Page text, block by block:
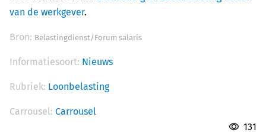
van de werkgever.
Bron: Belastingdienst/Forum salaris
Informatiesoort: Nieuws
Rubriek: Loonbelasting
Carrousel: Carrousel
131